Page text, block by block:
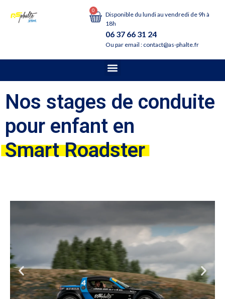
0
Disponible du lundi au vendredi de 9h à
18h
06 37 66 31 24
Ou par email : contact@as-phalte.fr
Nos stages de conduite
pour enfant en
Smart Roadster